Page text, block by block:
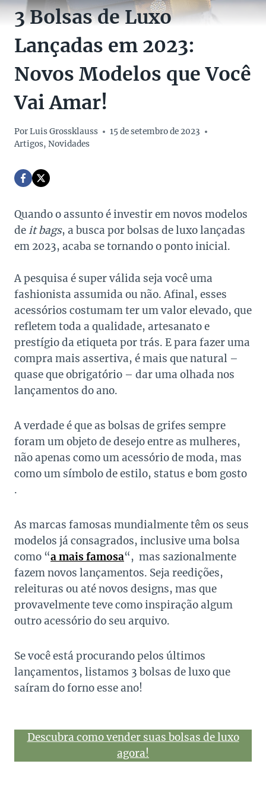
3 Bolsas de Luxo
Lançadas em 2023:
Novos Modelos que Você
Vai Amar!
PorLuis Grossklauss
15 de setembro de 2023
Artigos, Novidades
Quando o assunto é investir em novos modelos
deit bags, a busca por bolsas de luxo lançadas
em 2023, acaba se tornando o ponto inicial.
A pesquisa é super válida seja você uma
fashionista assumida ou não. Afinal, esses
acessórios costumam ter um valor elevado, que
refletem toda a qualidade, artesanato e
prestígio da etiqueta por trás. E para fazer uma
compra mais assertiva, é mais que natural –
quase que obrigatório – dar uma olhada nos
lançamentos do ano.
A verdade é que as bolsas de grifes sempre
foram um objeto de desejo entre as mulheres,
não apenas como um acessório de moda, mas
como um símbolo de estilo, status e bom gosto
.
As marcas famosas mundialmente têm os seus
modelos já consagrados, inclusive uma bolsa
como “a mais famosa“, mas sazionalmente
fazem novos lançamentos. Seja reedições,
releituras ou até novos designs, mas que
provavelmente teve como inspiração algum
outro acessório do seu arquivo.
Se você está procurando pelos últimos
lançamentos, listamos 3 bolsas de luxo que
saíram do forno esse ano!
Descubra como vender suas bolsas de luxo
agora!